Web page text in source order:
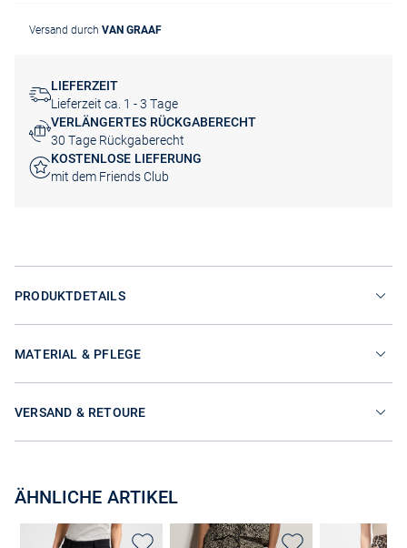
Versand durch VAN GRAAF
LIEFERZEIT
Lieferzeit ca. 1 - 3 Tage
VERLÄNGERTES RÜCKGABERECHT
30 Tage Rückgaberecht
KOSTENLOSE LIEFERUNG
mit dem Friends Club
PRODUKTDETAILS
MATERIAL & PFLEGE
VERSAND & RETOURE
ÄHNLICHE ARTIKEL